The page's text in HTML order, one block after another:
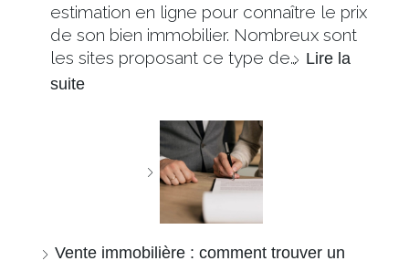
estimation en ligne pour connaître le prix
de son bien immobilier. Nombreux sont
les sites proposant ce type de… Lire la
suite
Vente immobilière : comment trouver un